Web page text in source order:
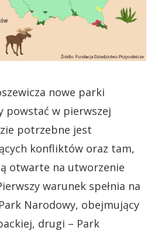
nowe parki
powstać w pierwszej
potrzebne jest
konfliktów oraz tam,
otwarte na utworzenie
warunek spełnia na
Narodowy, obejmujący
drugi – Park